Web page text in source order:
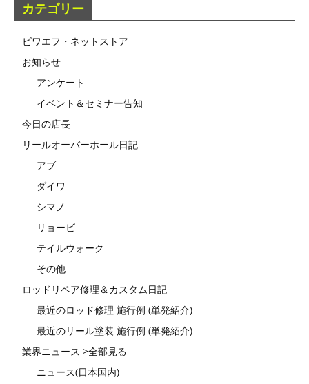
カテゴリー
ビワエフ・ネットストア
お知らせ
アンケート
イベント＆セミナー告知
今日の店長
リールオーバーホール日記
アブ
ダイワ
シマノ
リョービ
テイルウォーク
その他
ロッドリペア修理＆カスタム日記
最近のロッド修理 施行例 (単発紹介)
最近のリール塗装 施行例 (単発紹介)
業界ニュース >全部見る
ニュース(日本国内)